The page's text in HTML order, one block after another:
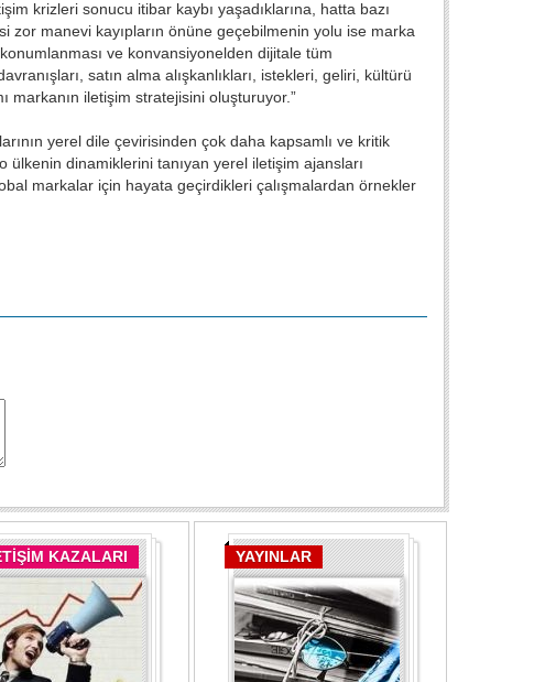
krizleri sonucu itibar kaybı yaşadıklarına, hatta bazı
zor manevi kayıpların önüne geçebilmenin yolu ise marka
ve konvansiyonelden dijitale tüm
satın alma alışkanlıkları, istekleri, geliri, kültürü
markanın iletişim stratejisini oluşturuyor.”
yerel dile çevirisinden çok daha kapsamlı ve kritik
ülkenin dinamiklerini tanıyan yerel iletişim ajansları
markalar için hayata geçirdikleri çalışmalardan örnekler
KAZALARI YAYINLAR